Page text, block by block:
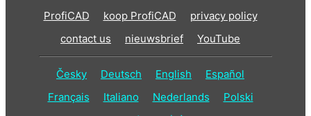
ProfiCAD
koop ProfiCAD
privacy policy
contact us
nieuwsbrief YouTube
Česky Deutsch English
Español
Français
Italiano Nederlands
Polski